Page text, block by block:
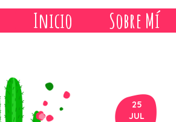
Inicio Sobre Mí
25
JUL